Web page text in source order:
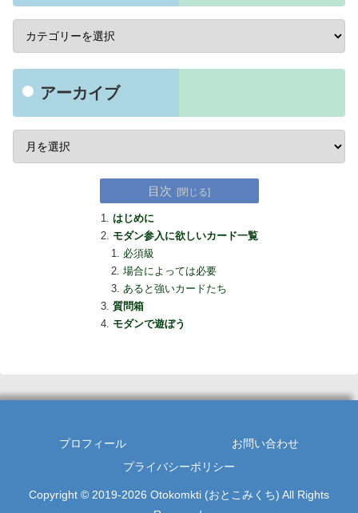
アーカイブ
目次
はじめに
モダン参入に欲しいカード一覧
必須級
場合によっては必要
あると強いカードたち
質問箱
モダンで遊ぼう
プロフィール
お問い合わせ
プライバシーポリシー
Copyright © 2019-2026 Otokomkti (おとこみくち) All Rights